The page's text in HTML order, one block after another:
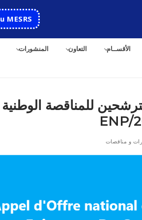
الأقســام التعاون المنشورات
للمناقصة
و مناقصات